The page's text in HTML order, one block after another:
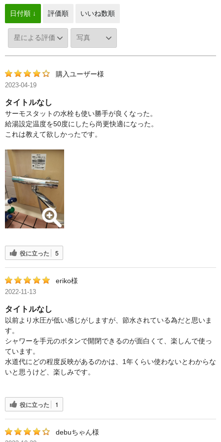
日付順 ↓ 評価順 いいね数順
購入ユーザー様
2023-04-19
タイトルなし
サーモスタットの水栓も使い勝手が良くなった。
給湯設定温度を50度にしたら尚更快適になった。
これは教えて欲しかったです。
役に立った 5
eriko様
2022-11-13
タイトルなし
以前より水圧が低い感じがしますが、節水されている為だと思いま
す。
シャワーを手元のボタンで開閉できるのが面白くて、楽しんで使っ
ています。
水道代にどの程度反映があるのかは、1年くらい使わないとわからな
いと思うけど、楽しみです。
役に立った 1
debuちゃん様